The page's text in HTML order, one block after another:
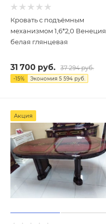
Кровать с подъёмным
механизмом 1,6*2,0 Венеция
белая глянцевая
31 700 руб. 37 294руб.
-15% Экономия 5 594 руб.
Акция